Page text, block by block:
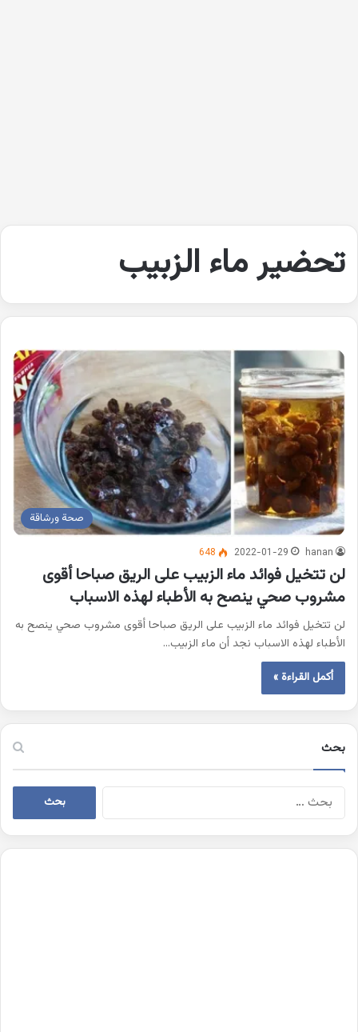
تحضير ماء الزبيب
صحة ورشاقة
hanan
2022-01-29
648
لن تتخيل فوائد ماء الزبيب على الريق صباحا أقوى
مشروب صحي ينصح به الأطباء لهذه الاسباب
لن تتخيل فوائد ماء الزبيب على الريق صباحا أقوى مشروب صحي ينصح به
الأطباء لهذه الاسباب نجد أن ماء الزبيب…
أكمل القراءة »
بحث
البحث